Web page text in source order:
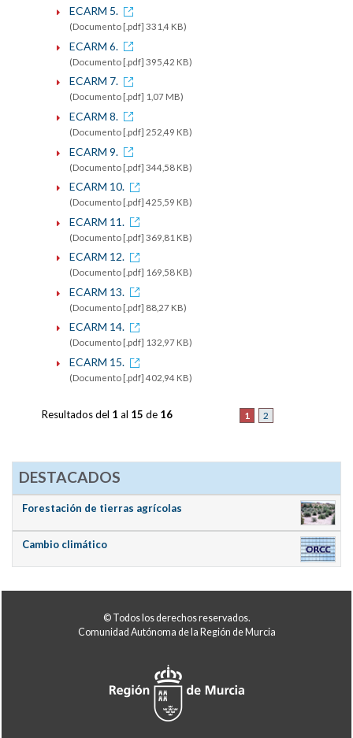
ECARM 5.
(Documento [.pdf] 331,4 KB)
ECARM 6.
(Documento [.pdf] 395,42 KB)
ECARM 7.
(Documento [.pdf] 1,07 MB)
ECARM 8.
(Documento [.pdf] 252,49 KB)
ECARM 9.
(Documento [.pdf] 344,58 KB)
ECARM 10.
(Documento [.pdf] 425,59 KB)
ECARM 11.
(Documento [.pdf] 369,81 KB)
ECARM 12.
(Documento [.pdf] 169,58 KB)
ECARM 13.
(Documento [.pdf] 88,27 KB)
ECARM 14.
(Documento [.pdf] 132,97 KB)
ECARM 15.
(Documento [.pdf] 402,94 KB)
1 2
Resultados del 1 al 15de 16
DESTACADOS
Forestación de tierras agrícolas
Cambio climático
© Todos los derechos reservados.
Comunidad Autónoma de la Región de Murcia